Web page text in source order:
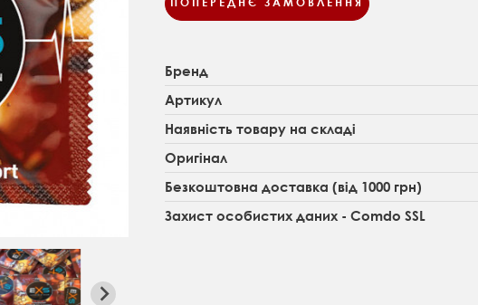
Бренд
Артикул
Наявність товару на складі
Оригінал
Безкоштовна доставка (від 1000 грн)
Захист особистих даних - Comdo SSL